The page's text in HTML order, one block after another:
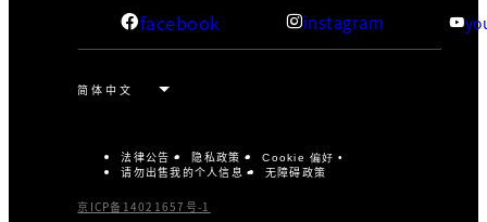
facebook instagram
法律公告 隐私政策 Cookie 偏好
请勿出售我的个人信息 无障碍政策
京ICP备14021657号-1